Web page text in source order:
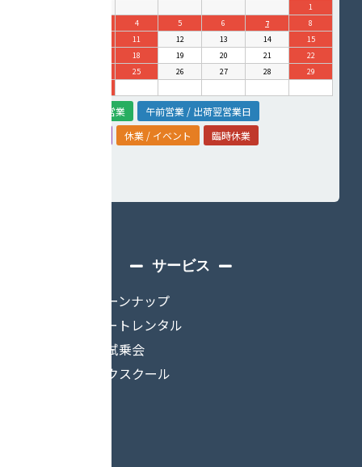
1
4 5 6 7
8
11 12 13 14
15
18 19 20 21
22
25 26 27 28
29
午後営業
午前営業 / 出荷翌営業日
休業 / イベント 臨時休業
サービス
ボードチューンナップ
スノースクートレンタル
イベント・試乗会
スノーバイクスクール